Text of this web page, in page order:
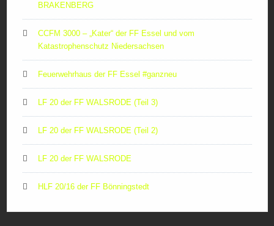
BRAKENBERG
CCFM 3000 – „Kater“ der FF Essel und vom
Katastrophenschutz Niedersachsen
Feuerwehrhaus der FF Essel #ganzneu
LF 20 der FF WALSRODE (Teil 3)
LF 20 der FF WALSRODE (Teil 2)
LF 20 der FF WALSRODE
HLF 20/16 der FF Bönningstedt